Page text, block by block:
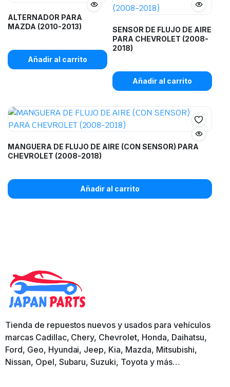
ALTERNADOR PARA
MAZDA (2010-2013)
Añadir al carrito
SENSOR DE FLUJO DE AIRE
PARA CHEVROLET (2008-
2018)
Añadir al carrito
MANGUERA DE FLUJO DE AIRE (CON SENSOR) PARA
CHEVROLET (2008-2018)
Añadir al carrito
Tienda de repuestos nuevos y usados para vehículos
marcas Cadillac, Chery, Chevrolet, Honda, Daihatsu,
Ford, Geo, Hyundai, Jeep, Kia, Mazda, Mitsubishi,
Nissan, Opel, Subaru, Suzuki, Toyota y más…